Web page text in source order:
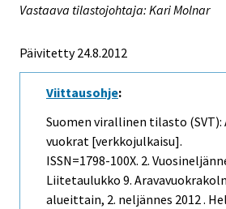
Vastaava tilastojohtaja: Kari Molnar
Päivitetty 24.8.2012
Viittausohje:
Suomen virallinen tilasto (SVT):
vuokrat [verkkojulkaisu].
ISSN=1798-100X. 2.
Liitetaulukko 9.
alueittain, 2. neljännes 2012 .